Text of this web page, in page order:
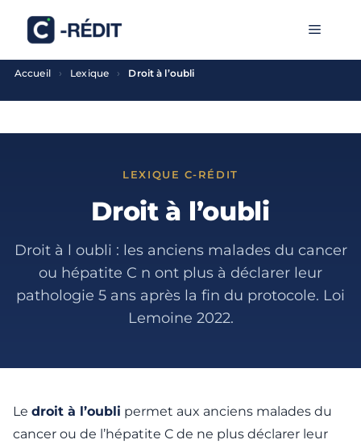
MENU
Accueil › Lexique › Droit à l’oubli
LEXIQUE C-RÉDIT
Droit à l’oubli
Droit à l oubli : les anciens malades du cancer
ou hépatite C n ont plus à déclarer leur
pathologie 5 ans après la fin du protocole. Loi
Lemoine 2022.
Le droit à l’oubli permet aux anciens malades du
cancer ou de l’hépatite C de ne plus déclarer leur